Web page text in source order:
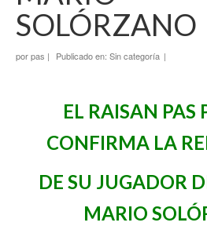
SOLÓRZANO
porpas | Publicado en: Sin categoría |
EL RAISAN PAS
CONFIRMA LA
DE SU JUGADOR
MARIO